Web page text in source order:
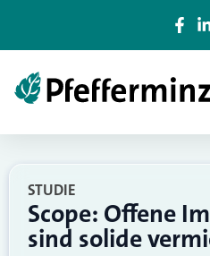
STUDIE
Scope: Offene
sind solide